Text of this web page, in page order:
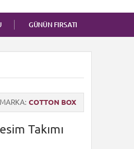
GÜNÜN FIRSATI
MARKA COTTON BOX
Takımı